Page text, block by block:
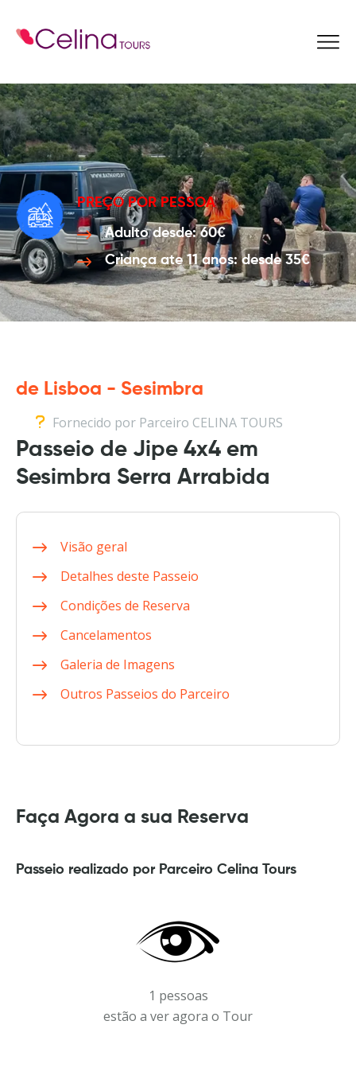
PREÇO POR PESSOA
Adulto desde: 60€
Criança ate 11 anos: desde 35€
de Lisboa - Sesimbra
Fornecido por Parceiro CELINA TOURS
Passeio de Jipe 4x4 em
Sesimbra Serra Arrabida
Visão geral
Detalhes deste Passeio
Condições de Reserva
Cancelamentos
Galeria de Imagens
Outros Passeios do Parceiro
Faça Agora a sua Reserva
Passeio realizado por Parceiro Celina Tours
1 pessoas
estão a ver agora o Tour